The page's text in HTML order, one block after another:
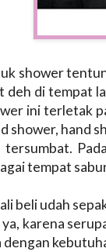
shower
deh di tempat
ini terletak
shower, hand
tersumbat.
tempat
beli udah
ya, karena
dengan